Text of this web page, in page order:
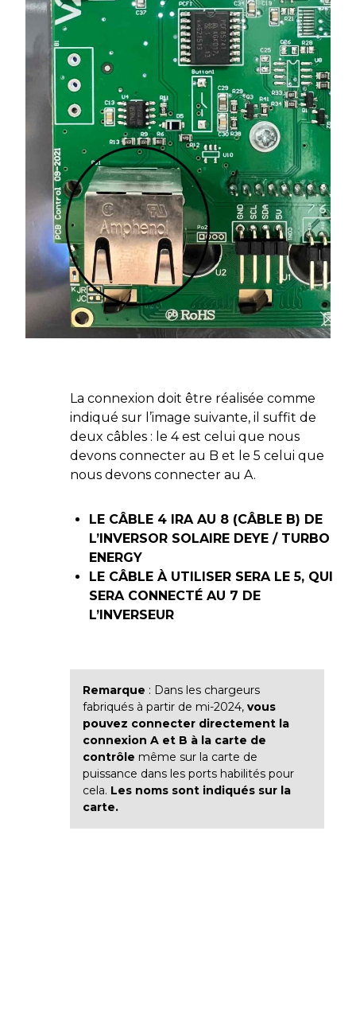
La connexion doit être réalisée comme
indiqué sur l’image suivante, il suffit de
deux câbles : le 4 est celui que nous
devons connecter au B et le 5 celui que
nous devons connecter au A.
LE CÂBLE 4 IRA AU 8 (CÂBLE B) DE
L’INVERSOR SOLAIRE DEYE / TURBO
ENERGY
LE CÂBLE À UTILISER SERA LE 5, QUI
SERA CONNECTÉ AU 7 DE
L’INVERSEUR
Remarque : Dans les chargeurs
fabriqués à partir de mi-2024, vous
pouvez connecter directement la
connexion A et B à la carte de
contrôle même sur la carte de
puissance dans les ports habilités pour
cela. Les noms sont indiqués sur la
carte.